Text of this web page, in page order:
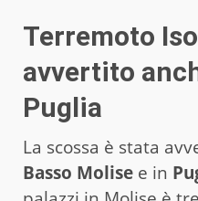
Terremoto
avvertito
Puglia
La scossa è stata
Basso Molise e in